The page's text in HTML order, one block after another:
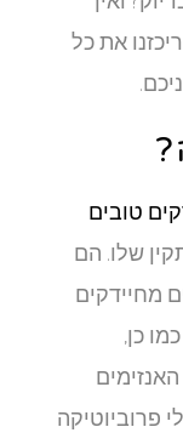
את כל
טובים
שלו. הם